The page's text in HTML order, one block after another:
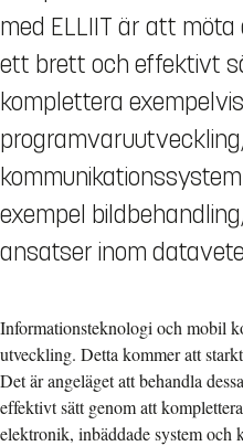
med ELLIIT är att
ett brett och effektivt
komplettera exempelvis
exempel
ansatser inom
Informationsteknologi och mobil
utveckling. Detta kommer att
Det är angeläget att behandla
effektivt sätt genom att
elektronik, inbäddade system